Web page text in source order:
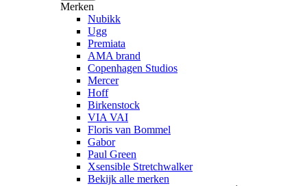
Merken
Nubikk
Ugg
Premiata
AMA brand
Copenhagen Studios
Mercer
Hoff
Birkenstock
VIA VAI
Floris van Bommel
Gabor
Paul Green
Xsensible Stretchwalker
Bekijk alle merken